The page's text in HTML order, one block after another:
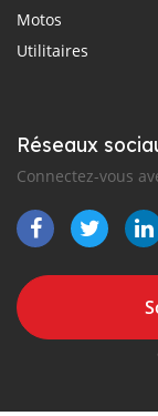
Motos
Utilitaires
Réseaux
Connectez-vous